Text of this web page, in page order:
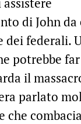
di John da
dei federali.
potrebbe
il
parlato
che combacia